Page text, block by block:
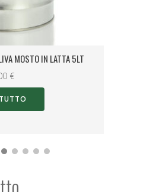
MOSTO GALLONE 0.25LT